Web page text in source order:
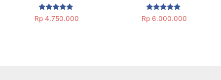
Dinilai
5.00
Rp 4.750.000
Dinilai
5.00
Rp6.000.000